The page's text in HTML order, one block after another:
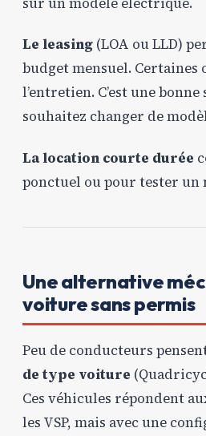
Le leasing (LOA ou LLD)
budget mensuel.
l’entretien. C’est une
souhaitez changer de
La location courte durée
ponctuel ou pour tester un
Une alternative
voiture sans permis
Peu de conducteurs
de type voiture
Ces véhicules répondent
les VSP, mais avec une